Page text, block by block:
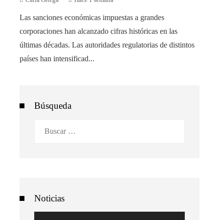
Las sanciones económicas impuestas a grandes
corporaciones han alcanzado cifras históricas en las
últimas décadas. Las autoridades regulatorias de distintos
países han intensificad...
Búsqueda
Noticias